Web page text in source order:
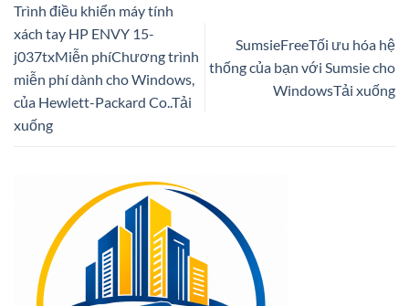
Trình điều khiển máy tính
xách tay HP ENVY 15-
j037txMiễn phíChương trình
miễn phí dành cho Windows,
của Hewlett-Packard Co..Tải
xuống
SumsieFreeTối ưu hóa hệ
thống của bạn với Sumsie cho
WindowsTải xuống